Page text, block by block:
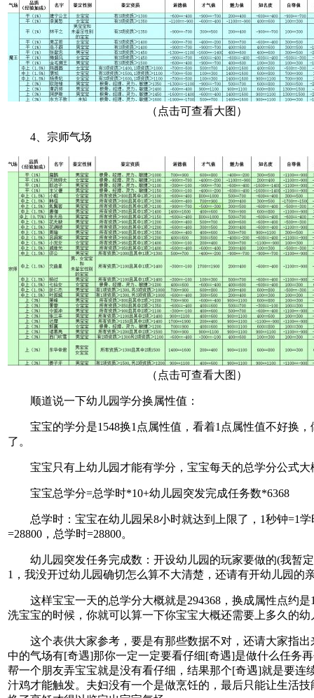
（点击可查看大图）
4、宗师气场
（点击可查看大图）
顺道说一下幼儿园学分换属性值：
宝宝的学分是1548换1点属性值，看着1点属性值不好换，
了。
宝宝只有上幼儿园才能有学分，宝宝每天的总学分公式大
宝宝总学分=总学时*10+幼儿园突发完成任务数*6368
总学时：宝宝在幼儿园呆8小时就达到上限了，1秒钟=1学
=28800，总学时=28800。
幼儿园突发任务完成数：开设幼儿园的玩家要做的(我暂
1，我没开过幼儿园确切怎么算不大清楚，还请有开幼儿园的
这样宝宝一天的总学分大概就是294368，换成属性点约是
洗宝宝的时候，你就可以算一下你宝宝大概还需要上多久的幼
这个表供大家参考，要是有那些数据不对，还请大家指出
中的气场有[奇遇]那你一定一定要看仔细[奇遇]是做什么任务
帮一个朋友弄宝宝就是没有看仔细，结果那个[奇遇]就是要连
汁鸡才能触发。夫妇没有一个是做烹饪的，最后只能让生活技